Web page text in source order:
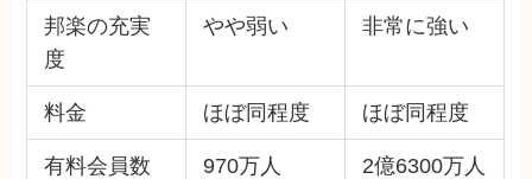
邦楽の充実
度
やや弱い 非常に強い
料金 ほぼ同程度 ほぼ同程度
有料会員数 970万人 2億6300万人